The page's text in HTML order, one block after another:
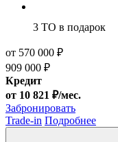
3 ТО в подарок
от 570 000 ₽
909 000 ₽
Кредит
от 10 821 ₽/мес.
Забронировать
Trade-in Подробнее